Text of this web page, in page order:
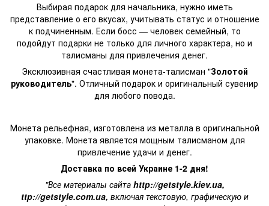
Выбирая подарок для начальника, нужно иметь
представление о его вкусах, учитывать статус и отношение
к подчиненным. Если босс — человек семейный, то
подойдут подарки не только для личного характера, но и
талисманы для привлечения денег.
Эксклюзивная счастливая монета-талисман "Золотой
руководитель". Отличный подарок и оригинальный сувенир
для любого повода.
Монета рельефная, изготовлена из металла в оригинальной
упаковке. Монета является мощным талисманом для
привлечение удачи и денег.
Доставка по всей Украине 1-2 дня!
"Все материалы сайта http://getstyle.kiev.ua,
ttp://getstyle.com.ua, включая текстовую, графическую и